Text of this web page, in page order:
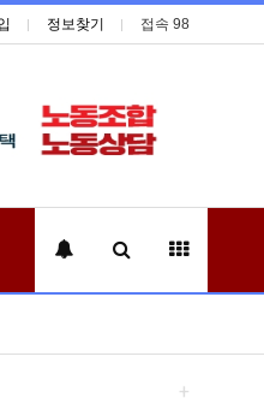
정보찾기 접속 98
+